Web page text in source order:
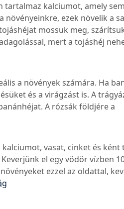
kalciumot, amely
ezek növelik a
mossuk meg,
mert a tojáshéj
a növények számára. Ha
és a virágzást is. A
A rózsák földjére a
vasat, cinket és ként
el egy vödör vízben
ezzel az oldattal,